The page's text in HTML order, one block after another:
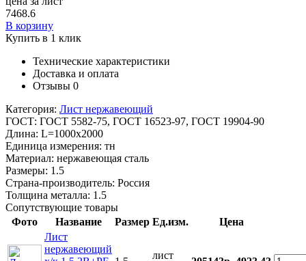
7468.6
В корзину
Купить в 1 клик
Технические характеристики
Доставка и оплата
Отзывы 0
Категория: Лист нержавеющий
ГОСТ: ГОСТ 5582-75, ГОСТ 16523-97, ГОСТ 19904-90
Длина: L=1000x2000
Единица измерения: тн
Материал: нержавеющая сталь
Размеры: 1.5
Страна-производитель: Россия
Толщина металла: 1.5
Сопутствующие товары
Фото
Название Размер Ед.изм.
Цена
Лист
нержавеющий
лист